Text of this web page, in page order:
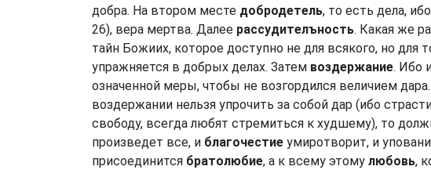
добра. На втором месте добродетель, то есть дела,
26), вера мертва. Далее рассудителъность. Какая же
тайн Божиих, которое доступно не для всякого, но для
упражняется в добрых делах. Затем воздержание. Ибо
означенной меры, чтобы не возгордился величием
воздержании нельзя упрочить за собой дар (ибо
свободу, всегда любят стремиться к худшему), то
произведет все, и благочестие умиротворит, и
присоединится братолюбие, а к всему этому любовь,